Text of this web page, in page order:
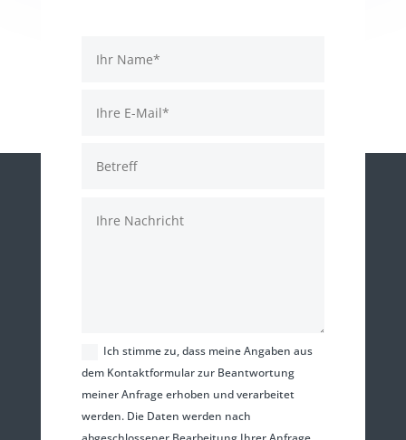
Ich stimme zu, dass meine Angaben aus
dem Kontaktformular zur Beantwortung
meiner Anfrage erhoben und verarbeitet
werden. Die Daten werden nach